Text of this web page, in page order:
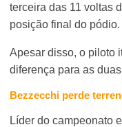
terceira das 11 voltas
posição final do pódio.
Apesar disso, o piloto
diferença para as
Bezzecchi perde
Líder do campeonato